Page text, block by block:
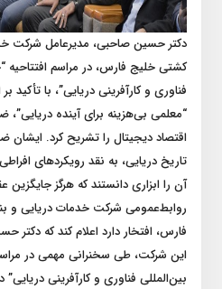
دکتر حسین صاحبی، مدیرعامل شرکت
کشتی خلیج فارس، در مراسم افتتاحیه
فناوری و کارآفرینی دریایی”، با تأکید
“معلمی بی‌هزینه برای آینده
اقتصاد دیجیتال را تشریح کرد. ایشان
تاریخ دریایی، به نقد رویکردهای
آن را ابزاری دانستند که هرگز
روابط‌عمومی شرکت خدمات دریایی و
فارس، افتخار دارد اعلام کند که
این شرکت، طی سخنرانی مهمی در
بین‌المللی فناوری و کارآفرینی